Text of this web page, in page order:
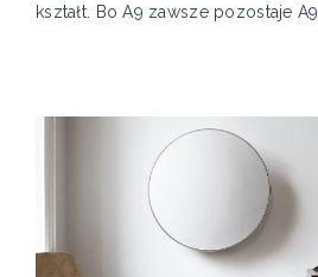
kształt. Bo A9 zawsze pozostaje A9.